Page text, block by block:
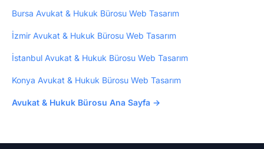
Bursa Avukat & Hukuk Bürosu Web Tasarım
İzmir Avukat & Hukuk Bürosu Web Tasarım
İstanbul Avukat & Hukuk Bürosu Web Tasarım
Konya Avukat & Hukuk Bürosu Web Tasarım
Avukat & Hukuk Bürosu Ana Sayfa →